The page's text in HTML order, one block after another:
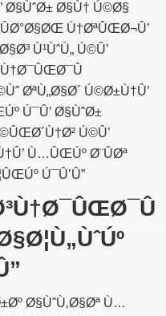
Ø§ÙˆØ± Ø§Ù† Ú©Ø§
Ù†ØªÛŒØ¬Û’
Ù¹ÙˆÙ„ Ú©Û’
ØªÙ„Ø§Ø´ Ú©Ø±Ù†Û’
Ú¯Û’ Ø§ÙˆØ±
Ú©Û’
Ù…ÛŒÚº Ø¨ÛØª
Ú¯Û’Û”
Ø§ÙˆÙ‚Ø§Øª Ù…